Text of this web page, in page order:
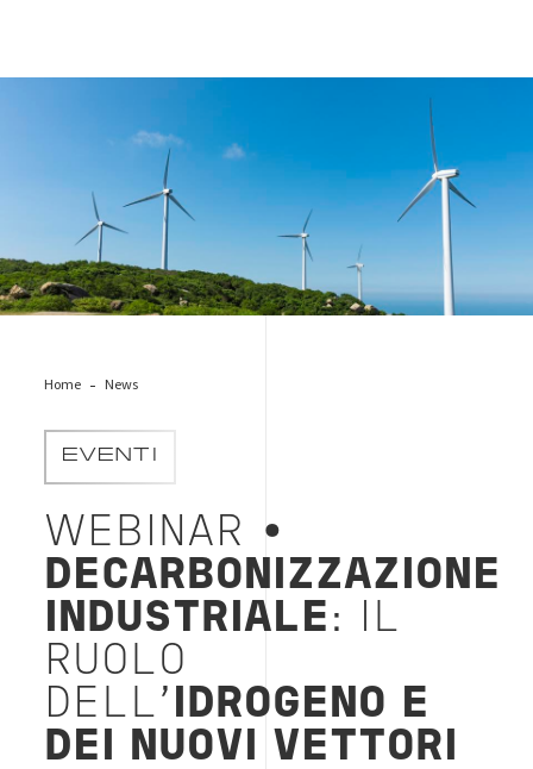
Home News
EVENTI
WEBINAR •
DECARBONIZZAZIONE
INDUSTRIALE : IL
RUOLO
DELL’
IDROGENO E
DEI NUOVI VETTORI